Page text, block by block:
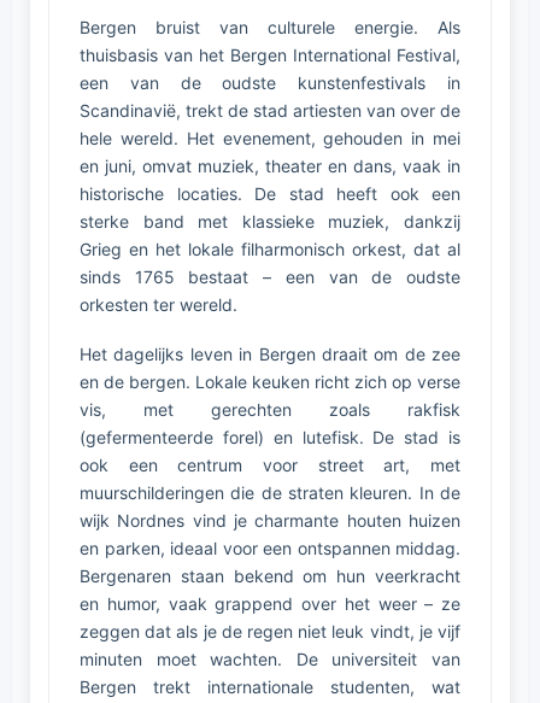
Bergen bruist van culturele energie. Als
thuisbasis van het Bergen International Festival,
een van de oudste kunstenfestivals in
Scandinavië, trekt de stad artiesten van over de
hele wereld. Het evenement, gehouden in mei
en juni, omvat muziek, theater en dans, vaak in
historische locaties. De stad heeft ook een
sterke band met klassieke muziek, dankzij
Grieg en het lokale filharmonisch orkest, dat al
sinds 1765 bestaat – een van de oudste
orkesten ter wereld.
Het dagelijks leven in Bergen draait om de zee
en de bergen. Lokale keuken richt zich op verse
vis, met gerechten zoals rakfisk
(gefermenteerde forel) en lutefisk. De stad is
ook een centrum voor street art, met
muurschilderingen die de straten kleuren. In de
wijk Nordnes vind je charmante houten huizen
en parken, ideaal voor een ontspannen middag.
Bergenaren staan bekend om hun veerkracht
en humor, vaak grappend over het weer – ze
zeggen dat als je de regen niet leuk vindt, je vijf
minuten moet wachten. De universiteit van
Bergen trekt internationale studenten, wat